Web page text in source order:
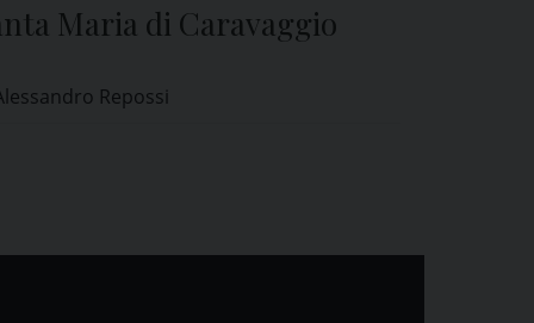
Maria di Caravaggio
Repossi